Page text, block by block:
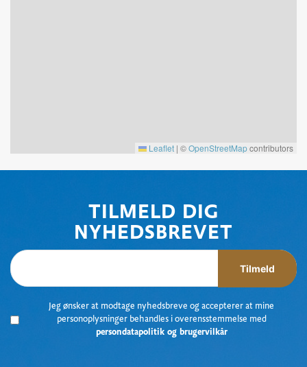
Leaflet | ©OpenStreetMapcontributors
TILMELD DIG
NYHEDSBREVET
Tilmeld
Jeg ønsker at modtage nyhedsbreve og accepterer at mine
personoplysninger behandles i overensstemmelse med
persondatapolitik og brugervilkår